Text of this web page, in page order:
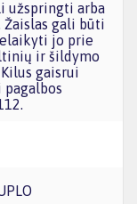
užspringti arba
Žaislas gali būti
jo prie
ir šildymo
gaisrui